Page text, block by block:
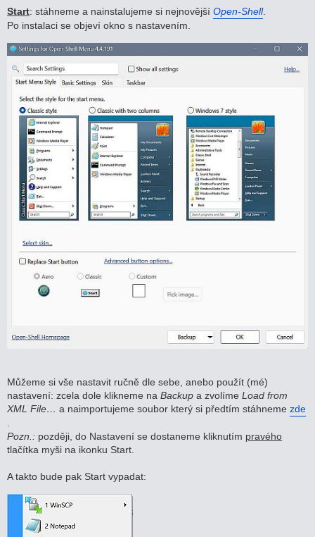
Start: stáhneme a nainstalujeme si nejnovější Open-Shell.
Po instalaci se objeví okno s nastavením.
Můžeme si vše nastavit ručně dle sebe, anebo použít (mé)
nastavení: zcela dole klikneme na Backup a zvolíme Load from
XML File… a naimportujeme soubor který si předtím stáhneme zde
.
Pozn.: později, do Nastavení se dostaneme kliknutím pravého
tlačítka myši na ikonku Start.
A takto bude pak Start vypadat: